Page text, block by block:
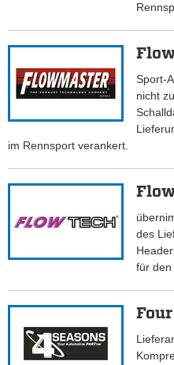
Sport-
nicht
im Rennsport verankert.
des
für den